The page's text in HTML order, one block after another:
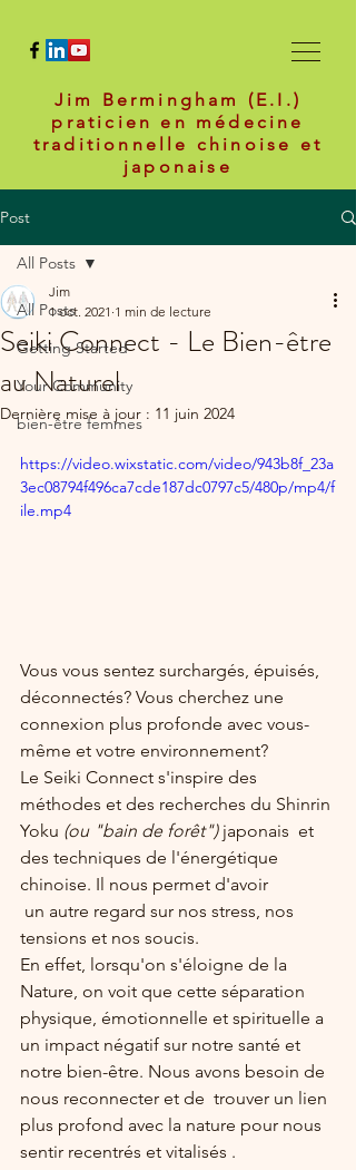
Jim Bermingham (E.I.)
praticien en médecine
traditionnelle chinoise et
japonaise
Post
All Posts
Getting Started
Your Community
bien-être femmes
All Posts
Seiki Connect - Le Bien-être
au Naturel
Jim
1 oct. 2021 1 min de lecture
Dernière mise à jour : 11 juin 2024
https://video.wixstatic.com/video/943b8f_23a
3ec08794f496ca7cde187dc0797c5/480p/mp4/f
ile.mp4
Vous vous sentez surchargés, épuisés,
déconnectés? Vous cherchez une
connexion plus profonde avec vous-
même et votre environnement?
Le Seiki Connect s'inspire des
méthodes et des recherches du Shinrin
Yoku (ou "bain de forêt") japonais  et
des techniques de l'énergétique
chinoise. Il nous permet d'avoir
tensions et nos soucis.
En effet, lorsqu'on s'éloigne de la
Nature, on voit que cette séparation
physique, émotionnelle et spirituelle a
un impact négatif sur notre santé et
notre bien-être. Nous avons besoin de
nous reconnecter et de  trouver un lien
plus profond avec la nature pour nous
sentir recentrés et vitalisés .